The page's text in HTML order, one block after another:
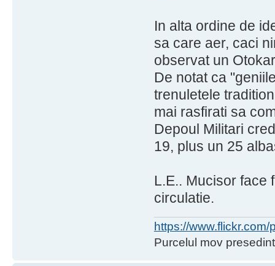
In alta ordine de
sa care aer, caci
observat un
De notat ca
trenuletele
mai rasfirati sa
Depoul Militari
19, plus un 25
L.E.. Mucisor face
circulatie.
https://
Purcelul mov